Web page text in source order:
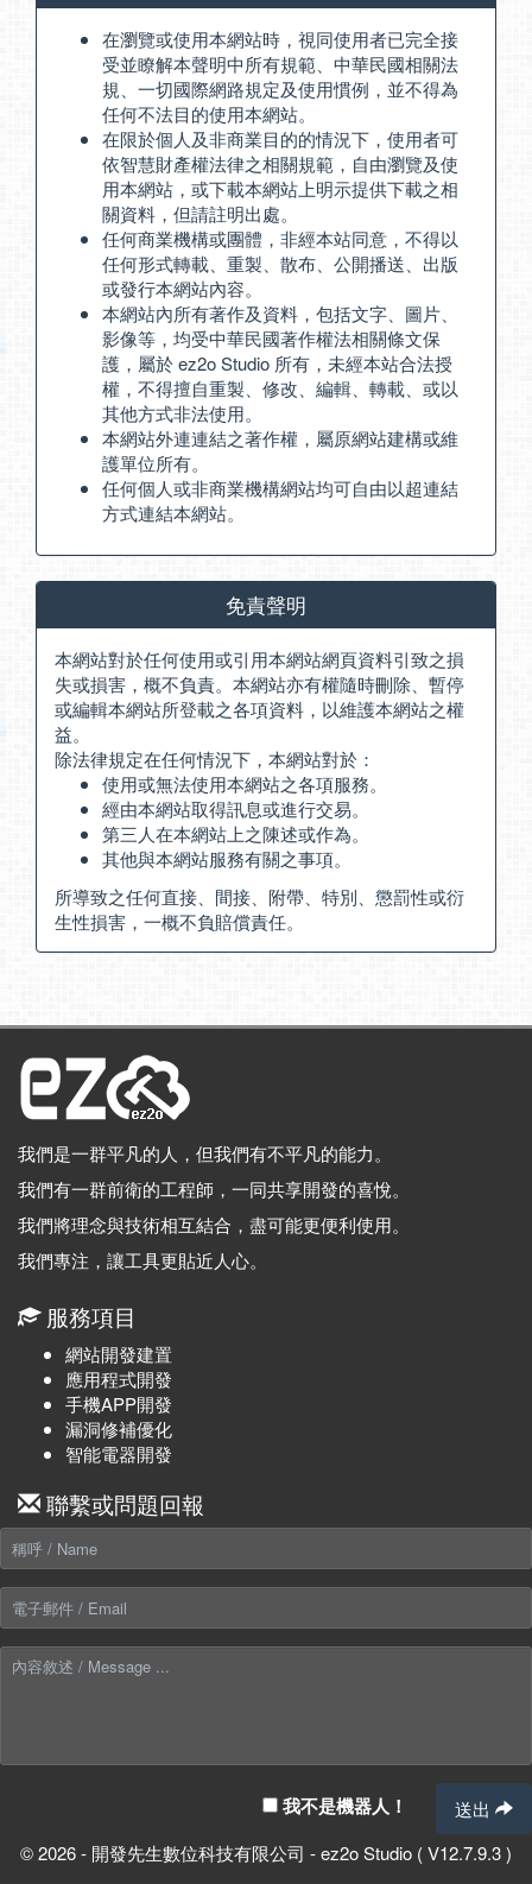
在瀏覽或使用本網站時，視同使用者已完全接
受並瞭解本聲明中所有規範、中華民國相關法
規、一切國際網路規定及使用慣例，並不得為
任何不法目的使用本網站。
在限於個人及非商業目的的情況下，使用者可
依智慧財產權法律之相關規範，自由瀏覽及使
用本網站，或下載本網站上明示提供下載之相
關資料，但請註明出處。
任何商業機構或團體，非經本站同意，不得以
任何形式轉載、重製、散布、公開播送、出版
或發行本網站內容。
本網站內所有著作及資料，包括文字、圖片、
影像等，均受中華民國著作權法相關條文保
護，屬於 ez2o Studio 所有，未經本站合法授
權，不得擅自重製、修改、編輯、轉載、或以
其他方式非法使用。
本網站外連連結之著作權，屬原網站建構或維
護單位所有。
任何個人或非商業機構網站均可自由以超連結
方式連結本網站。
免責聲明
本網站對於任何使用或引用本網站網頁資料引致之損
失或損害，概不負責。本網站亦有權隨時刪除、暫停
或編輯本網站所登載之各項資料，以維護本網站之權
益。
除法律規定在任何情況下，本網站對於：
使用或無法使用本網站之各項服務。
經由本網站取得訊息或進行交易。
第三人在本網站上之陳述或作為。
其他與本網站服務有關之事項。
所導致之任何直接、間接、附帶、特別、懲罰性或衍
生性損害，一概不負賠償責任。
我們是一群平凡的人，但我們有不平凡的能力。
我們有一群前衛的工程師，一同共享開發的喜悅。
我們將理念與技術相互結合，盡可能更便利使用。
我們專注，讓工具更貼近人心。
服務項目
網站開發建置
應用程式開發
手機APP開發
漏洞修補優化
智能電器開發
聯繫或問題回報
我不是機器人！
送出
© 2026 - 開發先生數位科技有限公司 - ez2o Studio ( V12.7.9.3 )